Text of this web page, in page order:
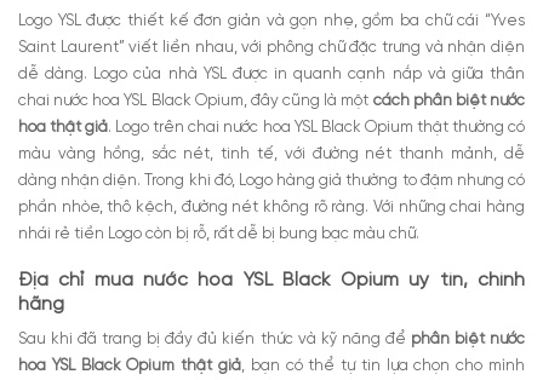
Logo YSL được thiết kế đơn giản và gọn nhẹ, gồm ba chữ cái “Yves
Saint Laurent” viết liền nhau, với phông chữ đặc trưng và nhận diện
dễ dàng. Logo của nhà YSL được in quanh cạnh nắp và giữa thân
chai nước hoa YSL Black Opium, đây cũng là một cách phân biệt nước
hoa thật giả. Logo trên chai nước hoa YSL Black Opium thật thường có
màu vàng hồng, sắc nét, tinh tế, với đường nét thanh mảnh, dễ
dàng nhận diện. Trong khi đó, Logo hàng giả thường to đậm nhưng có
phần nhòe, thô kệch, đường nét không rõ ràng. Với những chai hàng
nhái rẻ tiền Logo còn bị rỗ, rất dễ bị bung bạc màu chữ.
Địa chỉ mua nước hoa YSL Black Opium uy tín, chính
hãng
Sau khi đã trang bị đầy đủ kiến thức và kỹ năng để phân biệt nước
hoa YSL Black Opium thật giả, bạn có thể tự tin lựa chọn cho mình